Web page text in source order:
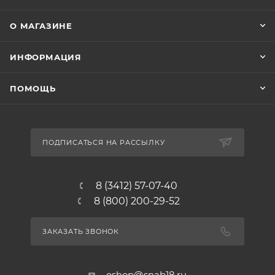
О МАГАЗИНЕ
ИНФОРМАЦИЯ
ПОМОЩЬ
ПОДПИСАТЬСЯ НА РАССЫЛКУ
8 (3412) 57-07-40
8 (800) 200-29-52
ЗАКАЗАТЬ ЗВОНОК